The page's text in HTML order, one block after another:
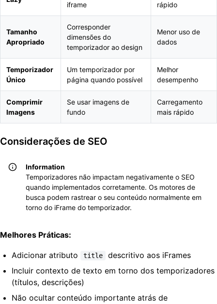
iframe
rápido
Tamanho
Apropriado
Corresponder
dimensões do
temporizador ao design
Menor uso de
dados
Temporizador
Único
Um temporizador por
página quando possível
Melhor
desempenho
Comprimir
Imagens
Se usar imagens de
fundo
Carregamento
mais rápido
Considerações de SEO
Information
Temporizadores não impactam negativamente o SEO
quando implementados corretamente. Os motores de
busca podem rastrear o seu conteúdo normalmente em
torno do iFrame do temporizador.
Melhores Práticas:
Adicionar atributo title
descritivo aos iFrames
Incluir contexto de texto em torno dos temporizadores
(títulos, descrições)
Não ocultar conteúdo importante atrás de